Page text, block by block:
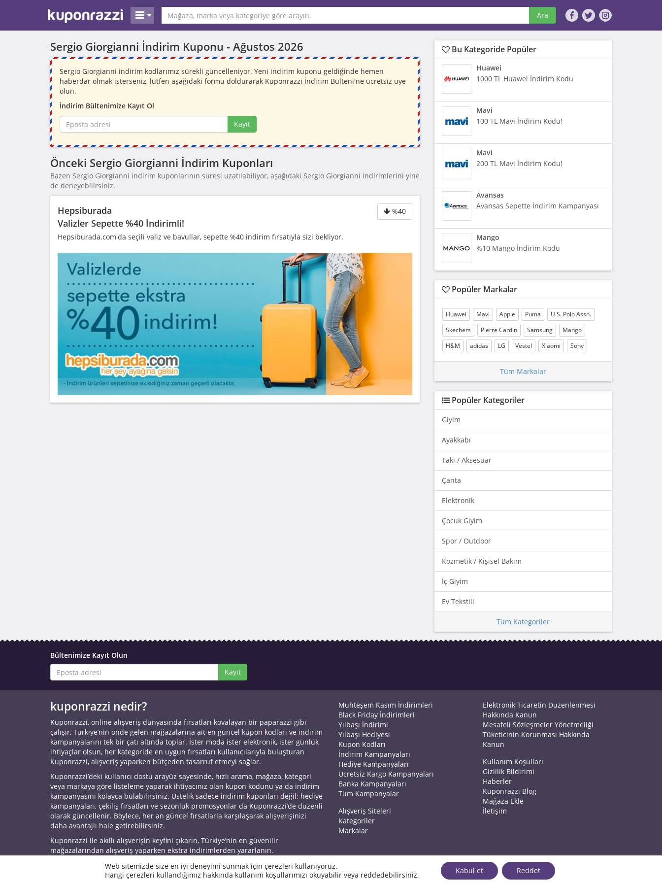
Ara
Sergio Giorgianni İndirim Kuponu - Ağustos 2026
Sergio Giorgianni indirim kodlarımız sürekli güncelleniyor. Yeni indirim kuponu geldiğinde hemen
haberdar olmak isterseniz, lütfen aşağıdaki formu doldurarak Kuponrazzi İndirim Bülteni'ne ücretsiz üye
olun.
İndirim Bültenimize Kayıt Ol
Kayıt
Önceki Sergio Giorgianni İndirim Kuponları
Bazen Sergio Giorgianni indirim kuponlarının süresi uzatılabiliyor, aşağıdaki Sergio Giorgianni indirimlerini yine
de deneyebilirsiniz.
%40
Hepsiburada
Valizler Sepette %40 İndirimli!
Hepsiburada.com'da seçili valiz ve bavullar, sepette %40 indirim fırsatıyla sizi bekliyor.
Bu Kategoride Popüler
Huawei
1000 TL Huawei İndirim Kodu
Mavi
100 TL Mavi İndirim Kodu!
Mavi
200 TL Mavi İndirim Kodu!
Avansas
Avansas Sepette İndirim Kampanyası
Mango
%10 Mango İndirim Kodu
Popüler Markalar
Huawei Mavi Apple Puma
U.S. Polo Assn.
Skechers
Pierre Cardin Samsung
Mango
H&M
adidas LG Vestel Xiaomi Sony
Tüm Markalar
Popüler Kategoriler
Giyim
Ayakkabı
Takı / Aksesuar
Çanta
Elektronik
Çocuk Giyim
Spor / Outdoor
Kozmetik / Kişisel Bakım
İç Giyim
Ev Tekstili
Tüm Kategoriler
Bültenimize Kayıt Olun
Kayıt
kuponrazzi nedir?
Kuponrazzi, online alışveriş dünyasında fırsatları kovalayan bir paparazzi gibi
çalışır, Türkiye’nin önde gelen mağazalarına ait en güncel kupon kodları ve indirim
kampanyalarını tek bir çatı altında toplar. İster moda ister elektronik, ister günlük
ihtiyaçlar olsun, her kategoride en uygun fırsatları kullanıcılarıyla buluşturan
Kuponrazzi, alışveriş yaparken bütçeden tasarruf etmeyi sağlar.
Kuponrazzi’deki kullanıcı dostu arayüz sayesinde, hızlı arama, mağaza, kategori
veya markaya göre listeleme yaparak ihtiyacınız olan kupon kodunu ya da indirim
kampanyasını kolayca bulabilirsiniz. Üstelik sadece indirim kuponları değil; hediye
kampanyaları, çekiliş fırsatları ve sezonluk promosyonlar da Kuponrazzi’de düzenli
olarak güncellenir. Böylece, her an güncel fırsatlarla karşılaşarak alışverişinizi
daha avantajlı hale getirebilirsiniz.
Kuponrazzi ile akıllı alışverişin keyfini çıkarın, Türkiye’nin en güvenilir
mağazalarından alışveriş yaparken ekstra indirimlerden yararlanın.
Muhteşem Kasım İndirimleri
Black Friday İndirimleri
Yılbaşı İndirimi
Yılbaşı Hediyesi
Kupon Kodları
İndirim Kampanyaları
Hediye Kampanyaları
Ücretsiz Kargo Kampanyaları
Banka Kampanyaları
Tüm Kampanyalar
Alışveriş Siteleri
Kategoriler
Markalar
Elektronik Ticaretin Düzenlenmesi
Hakkında Kanun
Mesafeli Sözleşmeler Yönetmeliği
Tüketicinin Korunması Hakkında
Kanun
Kullanım Koşulları
Gizlilik Bildirimi
Haberler
Kuponrazzi Blog
Mağaza Ekle
İletişim
© 2026 KuponrazziWeb sitemizde size en iyi deneyimi sunmak için çerezleri kullanıyoruz.
Hangi çerezleri kullandığımız hakkında kullanım koşullarımızı okuyabilir veya reddedebilirsiniz.
Kabul et Reddet